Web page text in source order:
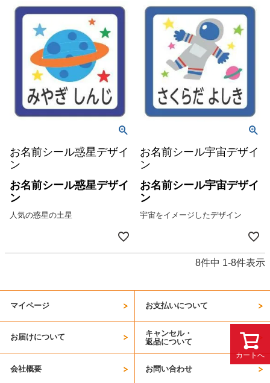
お名前シール惑星デザイ
ン
お名前シール惑星デザイ
ン
人気の惑星の土星
お名前シール宇宙デザイ
ン
お名前シール宇宙デザイ
ン
宇宙をイメージしたデザイン
8件中 1-8件表示
カートへ
マイページ お支払いについて
お届けについて
キャンセル・
返品について
会社概要 お問い合わせ